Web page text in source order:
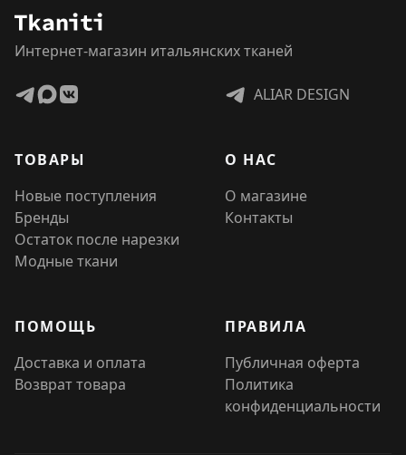
Интернет-магазин итальянских тканей
ALIAR DESIGN
ТОВАРЫ
Новые поступления
Бренды
Остаток после нарезки
Модные ткани
О НАС
О магазине
Контакты
ПОМОЩЬ
Доставка и оплата
Возврат товара
ПРАВИЛА
Публичная оферта
Политика
конфиденциальности